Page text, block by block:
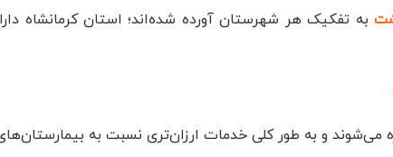
به تفکیک هر شهرستان آورده شده‌اند؛ استان کرمانشاه
می‌شوند و به طور کلی خدمات ارزان‌تری نسبت به